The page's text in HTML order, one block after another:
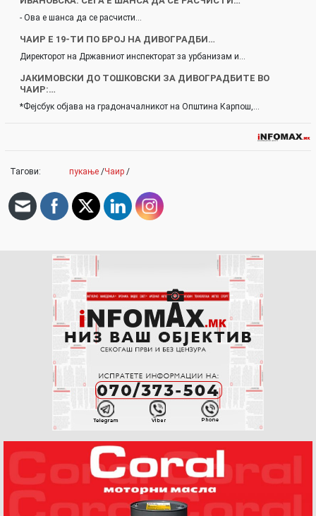
- Ова е шанса да се расчисти…
ЧАИР Е 19-ТИ ПО БРОЈ НА ДИВОГРАДБИ…
Директорот на Државниот инспекторат за урбанизам и…
ЈАКИМОВСКИ ДО ТОШКОВСКИ ЗА ДИВОГРАДБИТЕ ВО
ЧАИР:…
*Фејсбук објава на градоначалникот на Општина Карпош,…
Тагови: пукање /Чаир /